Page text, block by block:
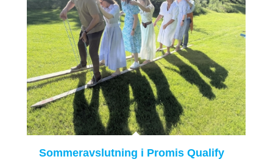
Sommeravslutning i Promis Qualify